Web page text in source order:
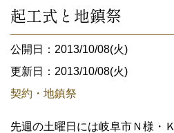
起工式と地鎮祭
公開日：2013/10/08(火)
更新日：2013/10/08(火)
契約・地鎮祭
先週の土曜日には岐阜市Ｎ様・